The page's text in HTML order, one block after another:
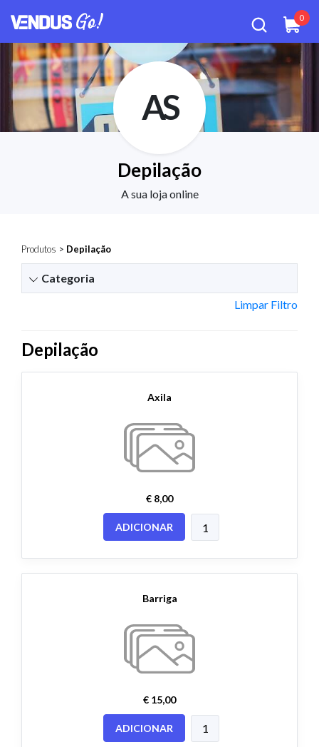
0
AS
Depilação
A sua loja online
Produtos > Depilação
Categoria
Limpar Filtro
Depilação
Axila
€ 8,00
ADICIONAR
Barriga
€ 15,00
ADICIONAR